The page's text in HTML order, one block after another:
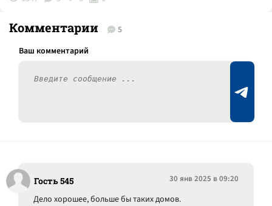
Комментарии 5
Гость 545 30 янв 2025 в 09:20
Дело хорошее, больше бы таких домов.